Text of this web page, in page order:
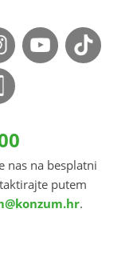
nas na besplatni
putem
.